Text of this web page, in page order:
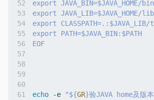
54
56
57
58
59
60
61
EOF
echo -e "${GR}验JAVA home及版本